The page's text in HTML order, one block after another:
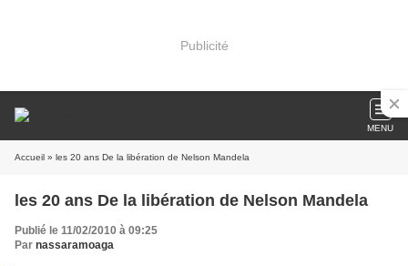
Publicité
MENU
Accueil » les 20 ans De la libération de Nelson Mandela
les 20 ans De la libération de Nelson Mandela
Publié le 11/02/2010 à 09:25
Par nassaramoaga